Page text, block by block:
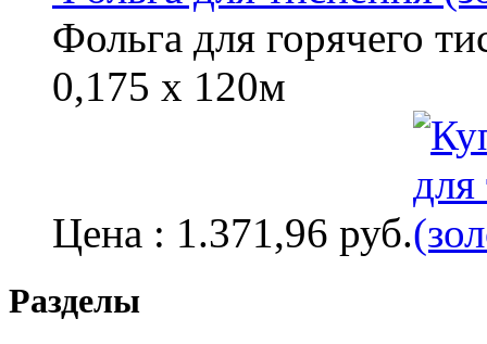
Фольга для горячего
0,175 х 120м
Цена : 1.371,96 руб.
Разделы